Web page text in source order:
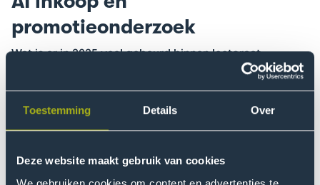
Toestemming Details Over
Deze website maakt gebruik van cookies
promotieonderzoek
Wat is er in 2025 veel gebeurd binnen lectoraat
Publieke Inkoop. Naast het lopende onderzoek, zijn er
twee subsidieaanvragen ingediend voor onder andere
het eerdergenoemde onderzoek Practice what you
Teach, een project over de professionalisering van het
van innovaties voor de zorg.